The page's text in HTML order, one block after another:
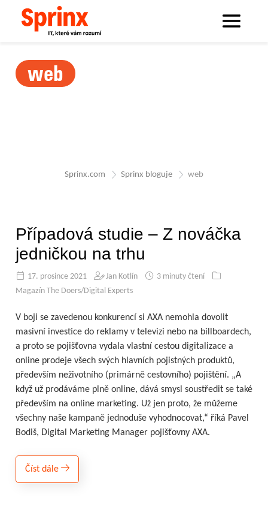
web
Sprinx.com Sprinx bloguje web
Případová studie – Z nováčka
jedničkou na trhu
17. prosince 2021 Jan Kotlín
3 minuty čtení
Magazín The Doers/Digital Experts
V boji se zavedenou konkurencí si AXA nemohla dovolit
masivní investice do reklamy v televizi nebo na billboardech,
a proto se pojišťovna vydala vlastní cestou digitalizace a
online prodeje všech svých hlavních pojistných produktů,
především neživotního (primárně cestovního) pojištění. „A
když už prodáváme plně online, dává smysl soustředit se také
především na online marketing. Už jen proto, že můžeme
všechny naše kampaně jednoduše vyhodnocovat,“ říká Pavel
Bodiš, Digital Marketing Manager pojišťovny AXA.
Číst dále